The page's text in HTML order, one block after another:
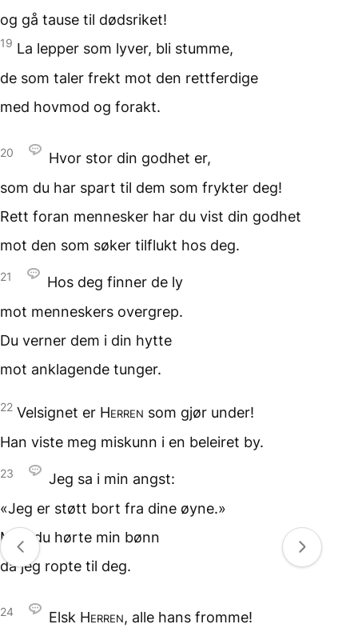
og gå tause til dødsriket!
19 La lepper som lyver, bli stumme,
de som taler frekt mot den rettferdige
med hovmod og forakt.
20 Hvor stor din godhet er,
som du har spart til dem som frykter deg!
Rett foran mennesker har du vist din godhet
mot den som søker tilflukt hos deg.
21
Hos deg finner de ly
mot menneskers overgrep.
Du verner dem i din hytte
mot anklagende tunger.
22 Velsignet er Herren som gjør under!
Han viste meg miskunn i en beleiret by.
23
Jeg sa i min angst:
«Jeg er støtt bort fra dine øyne.»
Men du hørte min bønn
da jeg ropte til deg.
24 Elsk Herren, alle hans fromme!